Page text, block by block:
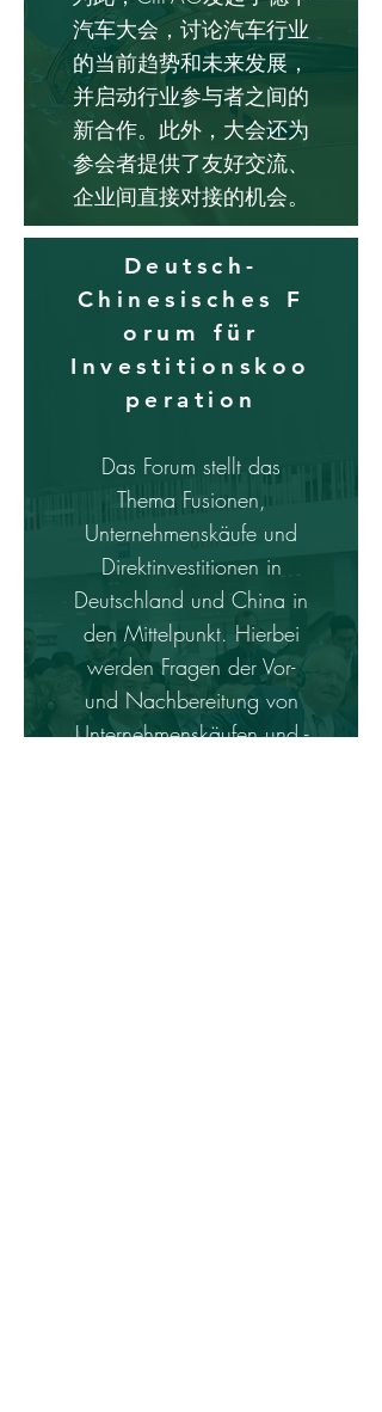
汽车大会，讨论汽车行业
的当前趋势和未来发展，
并启动行业参与者之间的
新合作。此外，大会还为
参会者提供了友好交流、
企业间直接对接的机会。
Deutsch-
Chinesisches F
orum für
Investitionskoo
peration
Das Forum stellt das
Thema Fusionen,
Unternehmenskäufe und
Direktinvestitionen in
Deutschland und China in
den Mittelpunkt. Hierbei
werden Fragen der Vor-
und Nachbereitung von
Unternehmenskäufen und -